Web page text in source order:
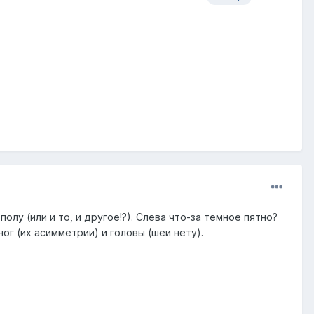
(или и то, и другое!?). Слева что-за темное пятно?
(их асимметрии) и головы (шеи нету).